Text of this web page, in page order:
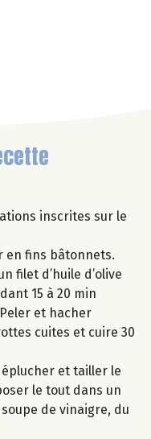
inscrites sur le
en fins bâtonnets.
filet d’huile d’olive
15 à 20 min
et hacher
cuites et cuire 30
et tailler le
le tout dans un
de vinaigre, du